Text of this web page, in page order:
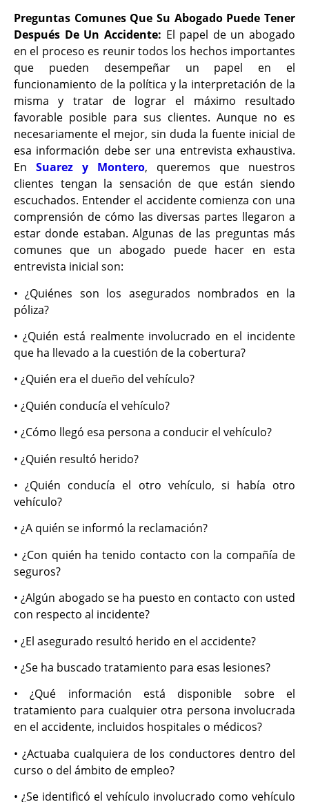
Preguntas Comunes Que Su Abogado Puede Tener
Después De Un Accidente: El papel de un abogado
en el proceso es reunir todos los hechos importantes
que pueden desempeñar un papel en el
funcionamiento de la política y la interpretación de la
misma y tratar de lograr el máximo resultado
favorable posible para sus clientes. Aunque no es
necesariamente el mejor, sin duda la fuente inicial de
esa información debe ser una entrevista exhaustiva.
En Suarez y Montero, queremos que nuestros
clientes tengan la sensación de que están siendo
escuchados. Entender el accidente comienza con una
comprensión de cómo las diversas partes llegaron a
estar donde estaban. Algunas de las preguntas más
comunes que un abogado puede hacer en esta
entrevista inicial son:
• ¿Quiénes son los asegurados nombrados en la
póliza?
• ¿Quién está realmente involucrado en el incidente
que ha llevado a la cuestión de la cobertura?
• ¿Quién era el dueño del vehículo?
• ¿Quién conducía el vehículo?
• ¿Cómo llegó esa persona a conducir el vehículo?
• ¿Quién resultó herido?
• ¿Quién conducía el otro vehículo, si había otro
vehículo?
• ¿A quién se informó la reclamación?
• ¿Con quién ha tenido contacto con la compañía de
seguros?
• ¿Algún abogado se ha puesto en contacto con usted
con respecto al incidente?
• ¿El asegurado resultó herido en el accidente?
• ¿Se ha buscado tratamiento para esas lesiones?
• ¿Qué información está disponible sobre el
tratamiento para cualquier otra persona involucrada
en el accidente, incluidos hospitales o médicos?
• ¿Actuaba cualquiera de los conductores dentro del
curso o del ámbito de empleo?
• ¿Se identificó el vehículo involucrado como vehículo